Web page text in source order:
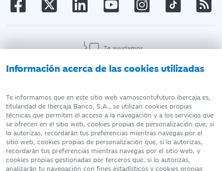
Información acerca de las cookies utilizadas
Te informamos que en este sitio web vamoscontufuturo.ibercaja.es,
titularidad de Ibercaja Banco, S.A., se utilizan cookies propias
técnicas que permiten el acceso a la navegación y a los servicios que
se ofrecen en el sitio web, cookies propias de personalización que, si
lo autorizas, recordarán tus preferencias mientras navegas por el
sitio web, cookies propias de personalización que, si lo autorizas,
recordarán tus preferencias mientras navegas por el sitio web, y
cookies propias gestionadas por terceros que, si lo autorizas,
analizarán tu navegación con fines estadísticos y cookies propias
Te ayudamos
DATOS PERSONALES POLÍTICA DE COOKIES